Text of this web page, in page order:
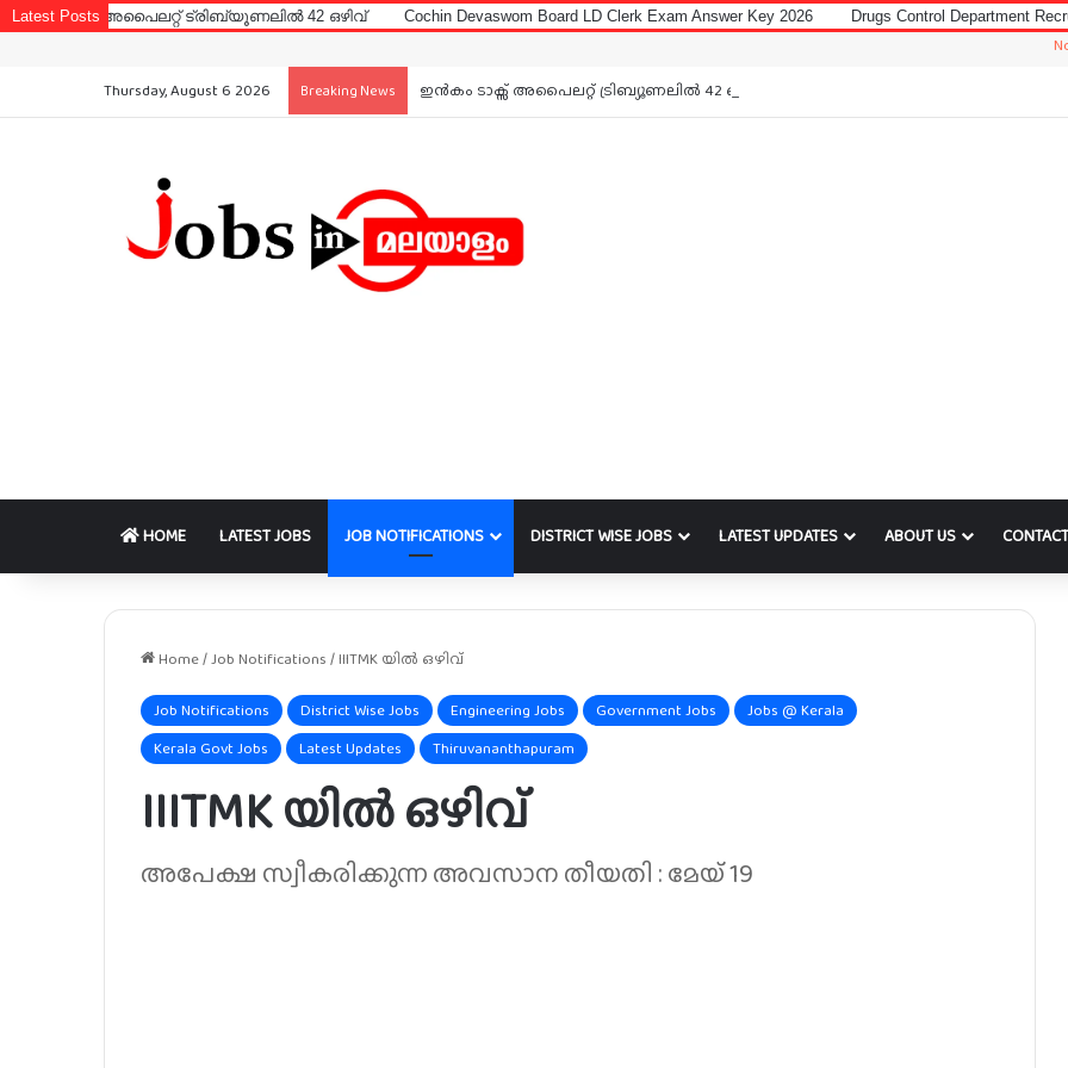
Latest Posts
ട്രിബ്യൂണലിൽ 42 ഒഴിവ് Cochin Devaswom Board LD Clerk Exam Answer Key 2026 Drugs Control Department Recruitment 2026 for
Notice:
Thursday, August 6 2026
Breaking News ഇൻകം ടാക്സ് അപൈലറ്റ് ട്രിബ്യൂണലിൽ 42 ഒഴിവ്
HOME LATEST JOBS JOB NOTIFICATIONS DISTRICT WISE JOBS LATEST UPDATES ABOUT US
Home/Job Notifications /IIITMK യിൽ ഒഴിവ്
Job Notifications District Wise Jobs Engineering Jobs Government Jobs
Jobs @ Kerala
Kerala Govt Jobs
Latest Updates Thiruvananthapuram
IIITMK യിൽ ഒഴിവ്
അപേക്ഷ സ്വീകരിക്കുന്ന അവസാന തീയതി : മേയ് 19